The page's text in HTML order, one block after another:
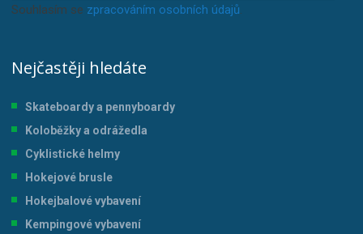
Souhlasím se zpracováním osobních údajů.
Nejčastěji hledáte
Skateboardy a pennyboardy
Koloběžky a odrážedla
Cyklistické helmy
Hokejové brusle
Hokejbalové vybavení
Kempingové vybavení